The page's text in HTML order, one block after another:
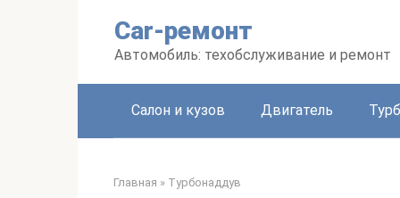
Car-ремонт
Автомобиль: техобслуживание и ремонт
Салон и кузов Двигатель
Главная » Турбонаддув